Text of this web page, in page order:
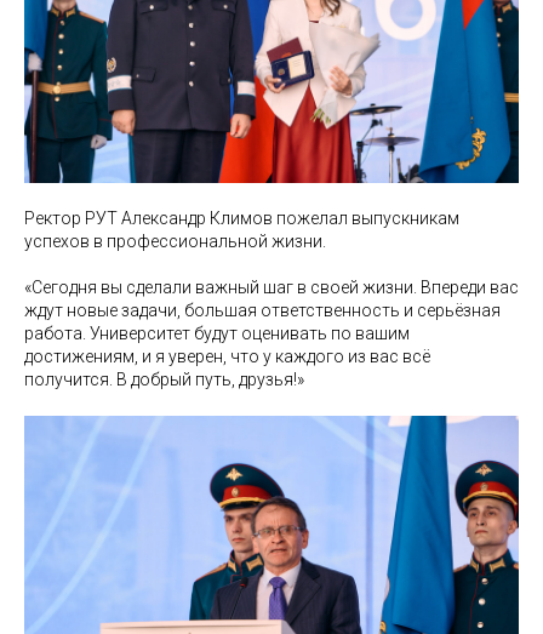
Ректор РУТ Александр Климов пожелал выпускникам
успехов в профессиональной жизни.
«Сегодня вы сделали важный шаг в своей жизни. Впереди вас
ждут новые задачи, большая ответственность и серьёзная
работа. Университет будут оценивать по вашим
достижениям, и я уверен, что у каждого из вас всё
получится. В добрый путь, друзья!»